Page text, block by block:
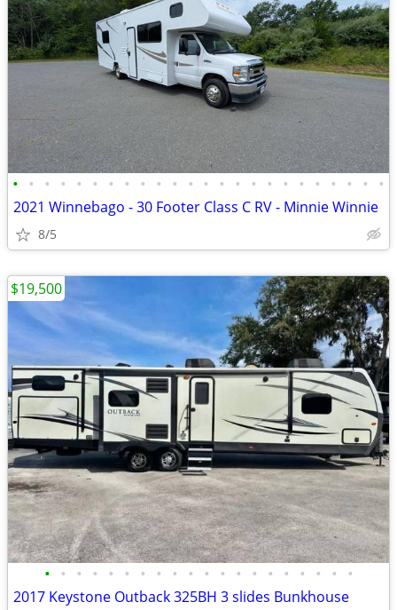
• • • • • • • • • • • • • • • • • • • • • • • •
2021 Winnebago - 30 Footer Class C RV - Minnie Winnie
8/5
• • • • • • • • • • • • • • • • • • • •
2017 Keystone Outback 325BH 3 slides Bunkhouse
$19,500